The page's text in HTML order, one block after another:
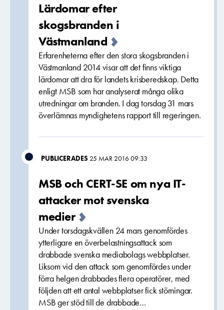
Lärdomar efter
skogsbranden i
Västmanland
Erfarenheterna efter den stora skogsbranden i
Västmanland 2014 visar att det finns viktiga
lärdomar att dra för landets krisberedskap. Detta
enligt MSB som har analyserat många olika
utredningar om branden. I dag torsdag 31 mars
överlämnas myndighetens rapport till regeringen.
PUBLICERADES 25 MAR 2016 09:33
MSB och CERT-SE om nya IT-
attacker mot svenska
medier
Under torsdagskvällen 24 mars genomfördes
ytterligare en överbelastningsattack som
drabbade svenska mediabolags webbplatser.
Liksom vid den attack som genomfördes under
förra helgen drabbades flera operatörer, med
följden att ett antal webbplatser fick störningar.
MSB ger stöd till de drabbade…